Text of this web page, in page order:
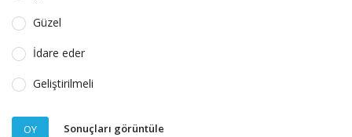
Güzel
İdare eder
Geliştirilmeli
OY Sonuçları görüntüle